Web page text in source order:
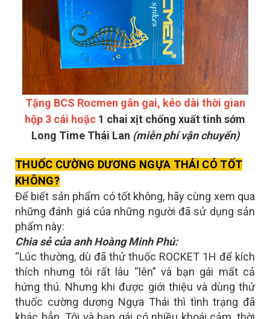
Tặng BCS Rocmen gân gai, kéo dài thời gian
hộp 3 cái hoặc 1 chai xịt chống xuất tinh sớm
Long Time Thái Lan (miễn phí vận chuyển)
THUỐC CƯỜNG DƯƠNG NGỰA THÁI CÓ TỐT
KHÔNG?
Để biết sản phẩm có tốt không, hãy cùng xem qua
những đánh giá của những người đã sử dụng sản
phẩm này:
Chia sẻ của anh Hoàng Minh Phú:
“Lúc thường, dù đã thử thuốc ROCKET 1H để kích
thích nhưng tôi rất lâu “lên” và bạn gái mất cả
hứng thú. Nhưng khi được giới thiệu và dùng thử
thuốc cường dương Ngựa Thái thì tình trạng đã